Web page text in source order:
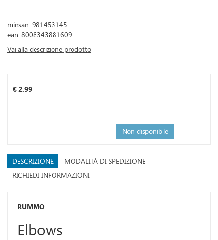
minsan: 981453145
ean: 8008343881609
Vai alla descrizione prodotto
Prezzo
€ 2,99
Non disponibile
DESCRIZIONE
MODALITÀ DI SPEDIZIONE
RICHIEDI INFORMAZIONI
RUMMO
Elbows